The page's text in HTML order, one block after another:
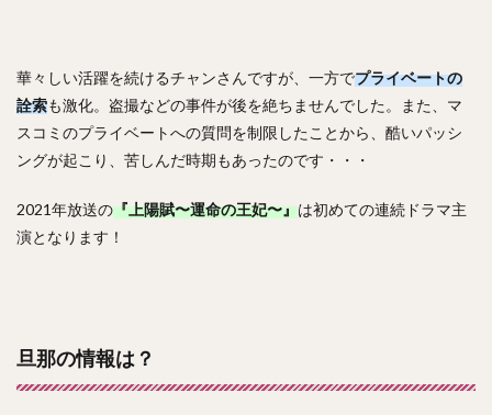
華々しい活躍を続けるチャンさんですが、一方でプライベートの
詮索も激化。盗撮などの事件が後を絶ちませんでした。また、マ
スコミのプライベートへの質問を制限したことから、酷いパッシ
ングが起こり、苦しんだ時期もあったのです・・・
2021年放送の『上陽賦〜運命の王妃〜』は初めての連続ドラマ主
演となります！
旦那の情報は？